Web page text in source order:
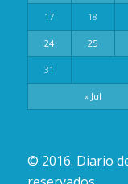
« Jul
17 18
24 25
31
© 2016. Diario